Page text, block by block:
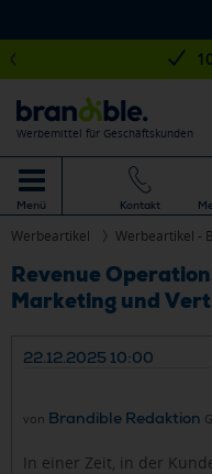
Werbemittel für Geschäftskunden
Menü Kontakt
Werbeartikel Werbeartikel -
Revenue
Marketing und
22.12.2025 10:00
von Brandible Redaktion
In einer Zeit, in der